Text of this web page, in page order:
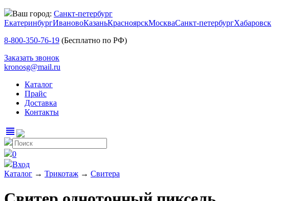
Ваш город: Санкт-петербург
ЕкатеринбургИвановоКазаньКрасноярскМоскваСанкт-петербургХабаровск
8-800-350-76-19 (Бесплатно по РФ)
Заказать звонок
kronosg@mail.ru
Каталог
Прайс
Доставка
Контакты
view_headline
0
Вход
Каталог → Трикотаж → Свитера